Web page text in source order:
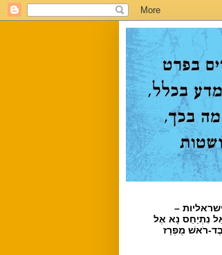
–
נִתְיַחֵס נָא אֶל
רֹאשׁ מֻפְרָז